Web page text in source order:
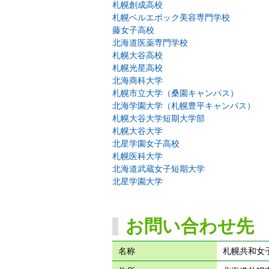
札幌創成高校
札幌ベルエポック美容専門学校
藤女子高校
北海道医薬専門学校
札幌大谷高校
札幌光星高校
北海商科大学
札幌市立大学（桑園キャンパス）
北海学園大学（札幌豊平キャンパス）
札幌大谷大学短期大学部
札幌大谷大学
北星学園女子高校
札幌医科大学
北海道武蔵女子短期大学
北星学園大学
お問い合わせ先
名称 札幌共和女